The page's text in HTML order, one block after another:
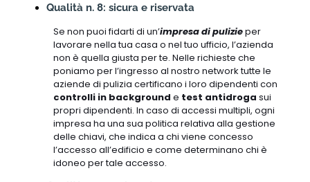
Qualità n. 8: sicura e riservata
Se non puoi fidarti di un’impresa di pulizieper
lavorare nella tua casa o nel tuo ufficio, l’azienda
non è quella giusta per te. Nelle richieste che
poniamo per l’ingresso al nostro network tutte le
aziende di pulizia certificano i loro dipendenti con
controlli in background e test antidroga sui
propri dipendenti. In caso di accessi multipli, ogni
impresa ha una sua politica relativa alla gestione
delle chiavi, che indica a chi viene concesso
l’accesso all’edificio e come determinano chi è
idoneo per tale accesso.